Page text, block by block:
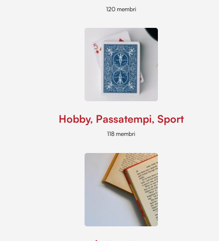
120 membri
Hobby, Passatempi, Sport
118 membri